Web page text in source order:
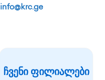
info@krc.ge
ჩვენი ფილიალები